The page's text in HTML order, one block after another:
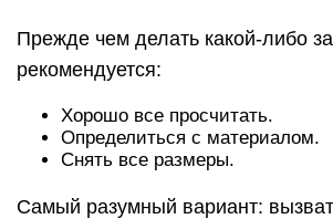
Прежде чем делать какой-либо
рекомендуется:
Хорошо все просчитать.
Определиться с материалом.
Снять все размеры.
Самый разумный вариант: